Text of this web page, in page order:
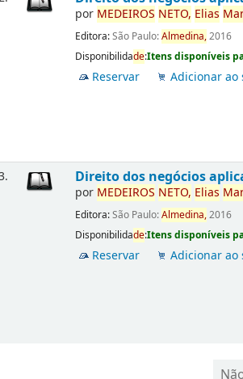
por MEDEIROS NETO, Elias
Editora:São Paulo:Almedina,2016
Disponibilidade:Itens disponíveis
Reservar Adicionar
Direito dos negócios
por MEDEIROS NETO, Elias
Editora:São Paulo:Almedina,2016
Disponibilidade:Itens disponíveis
Reservar Adicionar